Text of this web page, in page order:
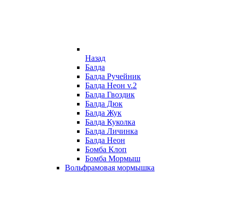
Назад
Балда
Балда Ручейник
Балда Неон v.2
Балда Гвоздик
Балда Дюк
Балда Жук
Балда Куколка
Балда Личинка
Балда Неон
Бомба Клоп
Бомба Мормыш
Вольфрамовая мормышка